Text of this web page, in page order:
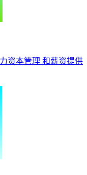
资本管理 和薪资提供